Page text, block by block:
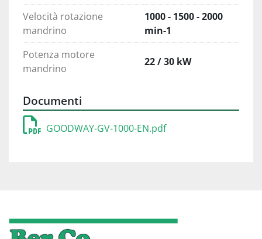
Velocità rotazione
mandrino
1000 - 1500 - 2000
min-1
Potenza motore
mandrino
22 / 30 kW
Documenti
GOODWAY-GV-1000-EN.pdf